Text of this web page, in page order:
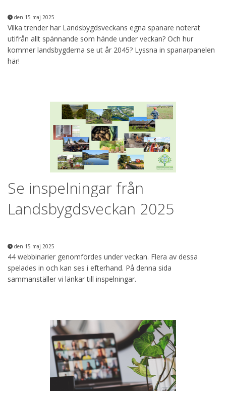
den 15 maj 2025
Vilka trender har Landsbygdsveckans egna spanare noterat
utifrån allt spännande som hände under veckan? Och hur
kommer landsbygderna se ut år 2045? Lyssna in spanarpanelen
här!
Se inspelningar från
Landsbygdsveckan 2025
den 15 maj 2025
44 webbinarier genomfördes under veckan. Flera av dessa
spelades in och kan ses i efterhand. På denna sida
sammanställer vi länkar till inspelningar.